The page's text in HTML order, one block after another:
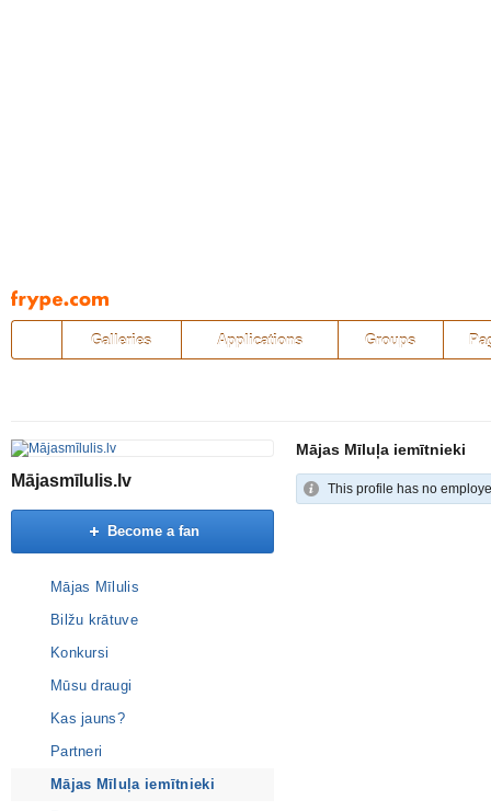
Pāriet
uz
saturu
Galleries Applications Groups
Mājasmīlulis.lv
Become a fan
Mājas Mīlulis
Bilžu krātuve
Konkursi
Mūsu draugi
Kas jauns?
Partneri
Mājas Mīluļa iemītnieki
Mājas Mīluļa iemītnieki
This profile has no